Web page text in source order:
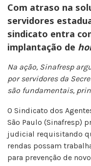
Com atraso na
servidores
sindicato entra
implantação de
Na ação, Sinafresp
por servidores da
são fundamentais,
O Sindicato dos
São Paulo (Sinafresp)
judicial requisitando
rendas possam
para prevenção de